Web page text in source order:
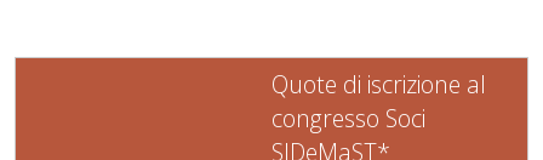
Quote di iscrizione al
congresso Soci
SIDeMaST*